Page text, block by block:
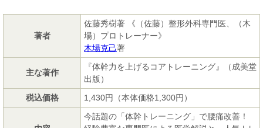
著者
佐藤秀樹著 《（佐藤）整形外科専門医、（木
場）プロトレーナー》
木場克己著
主な著作
『体幹力を上げるコアトレーニング』（成美堂
出版）
税込価格
1,430円（本体価格1,300円）
今話題の「体幹トレーニング」で腰痛改善！